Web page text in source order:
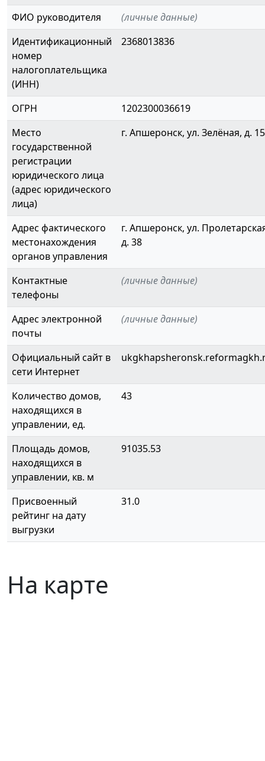
ФИО руководителя
(личные данные)
Идентификационный
номер
налогоплательщика
(ИНН)
2368013836
ОГРН
1202300036619
Место
государственной
регистрации
юридического лица
(адрес юридического
лица)
г. Апшеронск, ул. Зелёная, д.
Адрес фактического
местонахождения
органов управления
г. Апшеронск, ул.
д. 38
Контактные
телефоны
(личные данные)
Адрес электронной
почты
(личные данные)
Официальный сайт в
сети Интернет
Количество домов,
находящихся в
управлении, ед.
43
Площадь домов,
находящихся в
управлении, кв. м
91035.53
Присвоенный
рейтинг на дату
выгрузки
31.0
На карте